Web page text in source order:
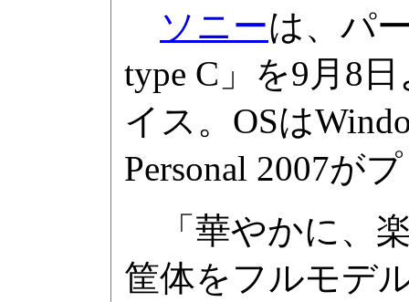
ソニーは、パ
type C」を9月8
イス。OSは
Personal 2007が
「華やかに、
筐体をフルモデ